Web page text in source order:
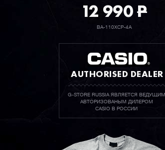
12 990P
BA-110XCP-4A
AUTHORISED DEALER
G-STORE RUSSIA ЯВЛЯЕТСЯ ВЕДУЩИМ
АВТОРИЗОВАНЫМ ДИЛЕРОМ
CASIO В РОССИИ